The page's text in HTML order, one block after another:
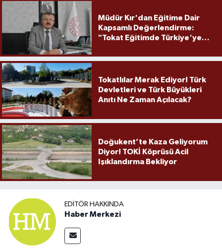
Müdür Kır'dan Eğitime Dair
Kapsamlı Değerlendirme:
"Tokat Eğitimde Türkiye'ye
Tokatlılar Merak Ediyor! Türk
Devletleri ve Türk Büyükleri
Anıtı Ne Zaman Açılacak?
Doğukent’te Kaza Geliyorum
Diyor! TOKİ Köprüsü Acil
Işıklandırma Bekliyor
EDITÖR HAKKINDA
Haber Merkezi